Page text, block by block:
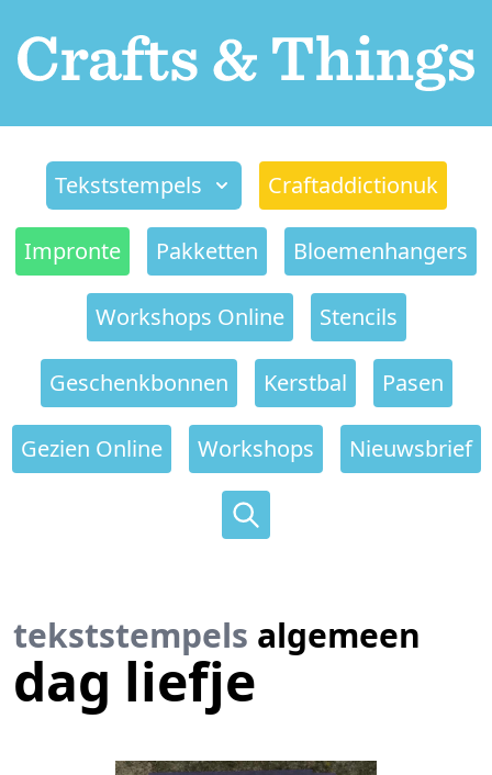
Tekststempels Craftaddictionuk
Impronte Pakketten Bloemenhangers
Workshops Online Stencils
Geschenkbonnen Kerstbal Pasen
Gezien Online Workshops Nieuwsbrief
tekststempels algemeen
dag liefje